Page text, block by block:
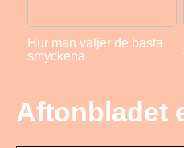
Hur man väljer de bästa
smyckena
Aftonbladet